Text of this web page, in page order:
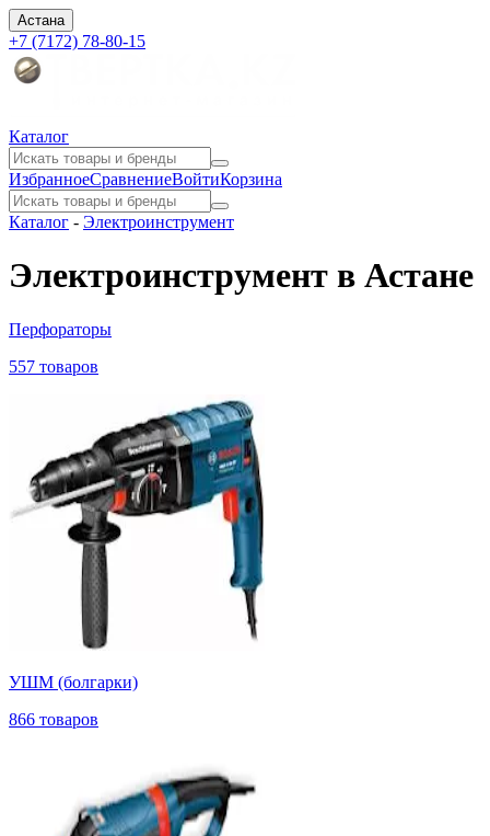
Астана
+7 (7172) 78-80-15
Каталог
ИзбранноеСравнениеВойтиКорзина
Каталог - Электроинструмент
Электроинструмент в Астане
Перфораторы
557 товаров
УШМ (болгарки)
866 товаров